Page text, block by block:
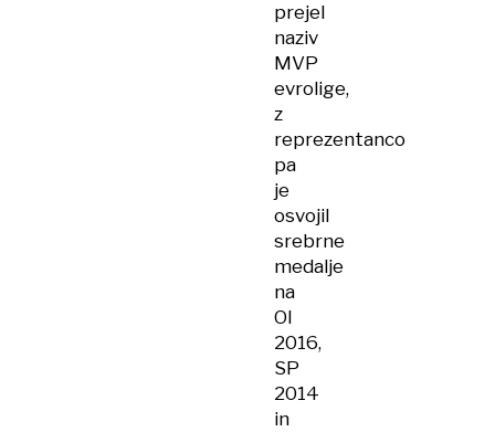
prejel
naziv
MVP
evrolige,
z
reprezentanco
pa
je
osvojil
srebrne
medalje
na
OI
2016,
SP
2014
in